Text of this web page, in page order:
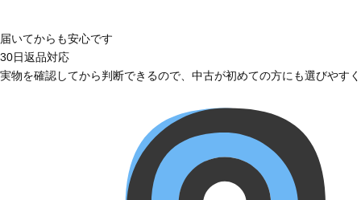
届いてからも安心です
30日返品対応
実物を確認してから判断できるので、中古が初めての方にも選びやす